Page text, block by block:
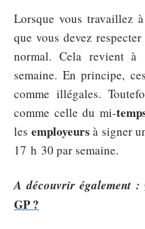
Lorsque vous travaillez
que vous devez
normal. Cela revient
semaine. En principe, ces
comme illégales.
comme celle du mi-
les employeurs à signer
17 h 30 par semaine.
A découvrir également :
GP ?